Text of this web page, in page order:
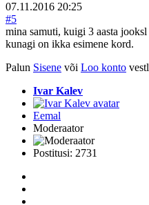
07.11.2016 20:25
#5
mina samuti, kuigi 3 aasta
kunagi on ikka esimene kord.
Palun Sisene või Loo konto
Ivar Kalev
Eemal
Moderaator
Postitusi: 2731